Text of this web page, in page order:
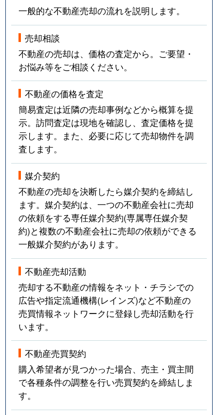
一般的な不動産売却の流れを説明します。
売却相談
不動産の売却は、価格の査定から。ご要望・
お悩み等をご相談ください。
不動産の価格を査定
簡易査定は近隣の売却事例などから概算を提
示。訪問査定は現地を確認し、査定価格を提
示します。また、必要に応じて売却物件を調
査します。
媒介契約
不動産の売却を決断したら媒介契約を締結し
ます。媒介契約は、一つの不動産会社に売却
の依頼をする専任媒介契約(専属専任媒介契
約)と複数の不動産会社に売却の依頼ができる
一般媒介契約があります。
不動産売却活動
売却する不動産の情報をネット・チラシでの
広告や指定流通機構(レインズ)など不動産の
売買情報ネットワークに登録し売却活動を行
います。
不動産売買契約
購入希望者が見つかった場合、売主・買主間
で各種条件の調整を行い売買契約を締結しま
す。